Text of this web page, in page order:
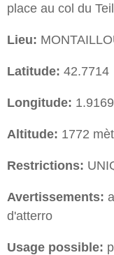
place au col du
Lieu:
Latitude: 42.7714
Longitude: 1.9169
Altitude: 1772
Restrictions:
Avertissements:
d'atterro
Usage possible: